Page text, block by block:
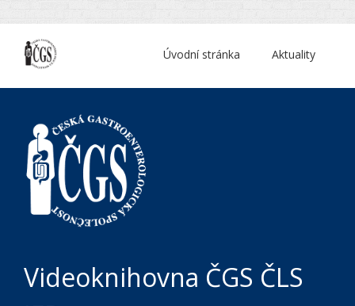
Aktuality
Úvodní stránka
Videoknihovna ČGS ČLS